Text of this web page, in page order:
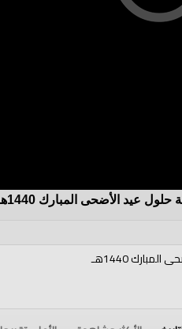
عيد الأضحى المبارك 1440هـ
1440هـ